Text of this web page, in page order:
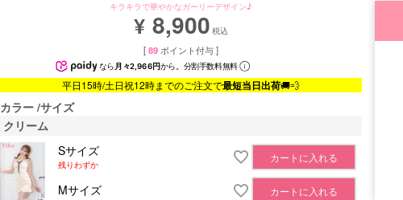
キラキラで華やかなガーリーデザイン♪
¥ 8,900 税込
[89 ポイント付与 ]
なら 月々2,966円から。分割手数料無料
平日15時/土日祝12時までのご注文で最短当日出荷🚚💨
カラー サイズ
クリーム
Sサイズ
残りわずか
カートに入れる
Mサイズ カートに入れる